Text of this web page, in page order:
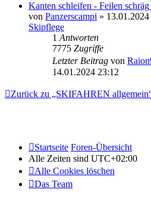
Kanten schleifen - Feilen schräg
von Panzerscampi »
Skipflege
1 Antworten
7775 Zugriffe
Letzter Beitrag von
14.01.2024 23:12
Zurück zu „SKIFAHREN
Startseite Foren-Übersicht
Alle Zeiten sind UTC+02:00
Alle Cookies löschen
Das Team